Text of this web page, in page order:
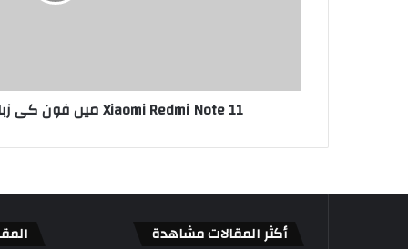
Xiaomi Redmi Note 11 میں فون کی زبان کیسے تبدیل کریں؟
أكثر المقالات مشاهدة